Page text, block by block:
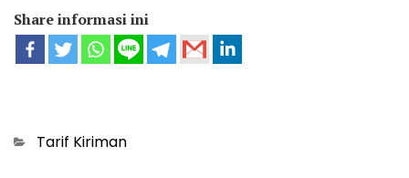
Share informasi ini
Categories
Tarif Kiriman